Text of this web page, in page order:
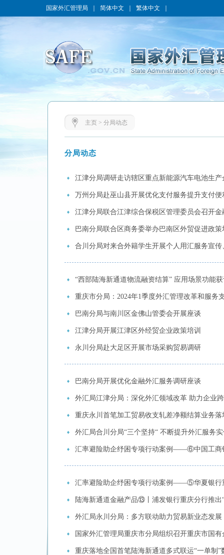
国家外汇管理局 简体中文 繁体中文
主页> 分局动态
分局动态
江津分局调研走访辖区重点新能源汽车电池生产
万州分局赴巫山县开展优化支付服务提升支付
江津分局联合江津综合保税区管理委员会召开
巴南分局联合区商务委举办巴南区外贸促进政策
合川分局对来合外籍学生开展个人用汇服务宣传
“西部陆海新通道物流融资结算” 应用场景功能
重庆市分局：2024年1季度外汇管理改革和服务
巴南分局与南川区金佛山管委会开展座谈
江津分局开展江津区外经贸企业政策培训
永川分局赴大足区开展市场采购贸易调研
巴南分局开展优化金融外汇服务调研座谈
外汇局江津分局：深化外汇领域改革 助力企业
重庆永川首笔加工贸易收支轧差净额结算业务落
外汇局合川分局“三个坚持“ 不断提升外汇服务
汇率避险助企纾困专项行动案例——⑥中国工商
汇率避险助企纾困专项行动案例——⑤华夏银行
陆海新通道金融产品⑬丨浦发银行重庆分行推
外汇局永川分局：多方联动助力贸易新业态发展
国家外汇管理局重庆市分局组织召开重庆市国
重庆落地全国首笔陆海新通道多式联运“一单制